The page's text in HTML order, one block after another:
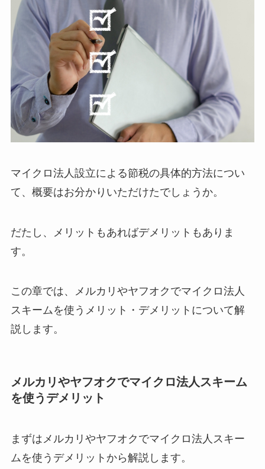
マイクロ法人設立による節税の具体的方法につい
て、概要はお分かりいただけたでしょうか。
だたし、メリットもあればデメリットもありま
す。
この章では、メルカリやヤフオクでマイクロ法人
スキームを使うメリット・デメリットについて解
説します。
メルカリやヤフオクでマイクロ法人スキーム
を使うデメリット
まずはメルカリやヤフオクでマイクロ法人スキー
ムを使うデメリットから解説します。